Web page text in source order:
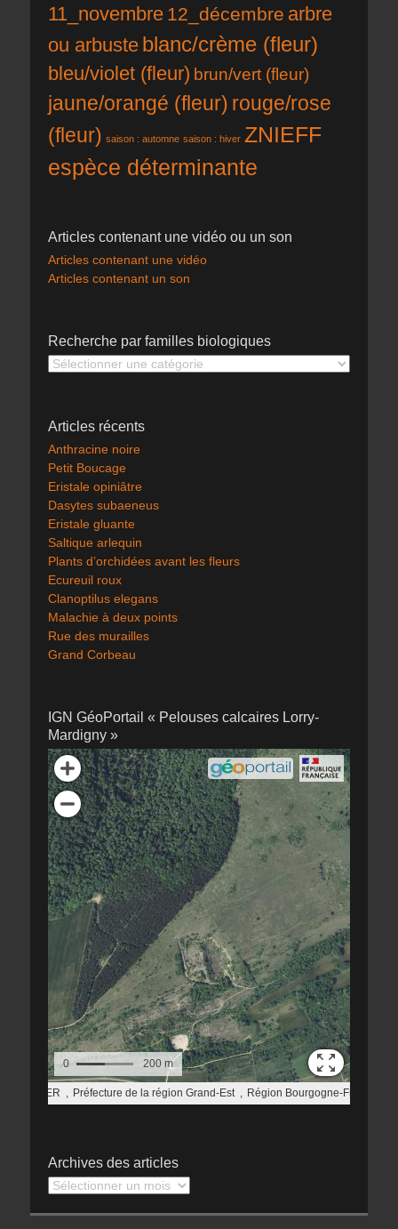
11_novembre 12_décembre arbre
ou arbuste blanc/crème (fleur)
bleu/violet (fleur) brun/vert (fleur)
jaune/orangé (fleur) rouge/rose
(fleur) saison : automne saison : hiver ZNIEFF
espèce déterminante
Articles contenant une vidéo ou un son
Articles contenant une vidéo
Articles contenant un son
Recherche par familles biologiques
Recherche
biologiques
Articles récents
Anthracine noire
Petit Boucage
Eristale opiniâtre
Dasytes subaeneus
Eristale gluante
Saltique arlequin
Plants d’orchidées avant les fleurs
Ecureuil roux
Clanoptilus elegans
Malachie à deux points
Rue des murailles
Grand Corbeau
IGN GéoPortail « Pelouses calcaires Lorry-
Mardigny »
Archives des articles
Archives